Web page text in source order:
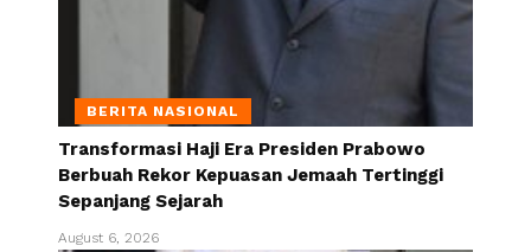
BERITA NASIONAL
Transformasi Haji Era Presiden Prabowo
Berbuah Rekor Kepuasan Jemaah Tertinggi
Sepanjang Sejarah
August 6, 2026